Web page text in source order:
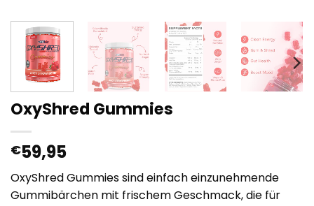
OxyShred Gummies
€59,95
OxyShred Gummies sind einfach einzunehmende
Gummibärchen mit frischem Geschmack, die für